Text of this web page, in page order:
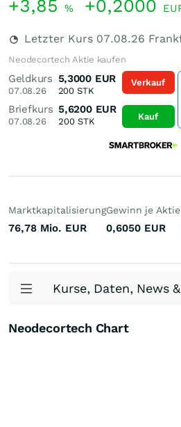
+3,85 % +0,2000
Letzter Kurs 07.08.26
Neodecortech Aktie kaufen
Geldkurs
07.08.26
5,3000 EUR
200 STK
Briefkurs
07.08.26
5,6200 EUR
200STK
Verkauf
Kauf
Marktkapitalisierung
76,78 Mio. EUR
Gewinn je Aktie
0,6050 EUR
Kurse, Daten, News
Neodecortech Chart